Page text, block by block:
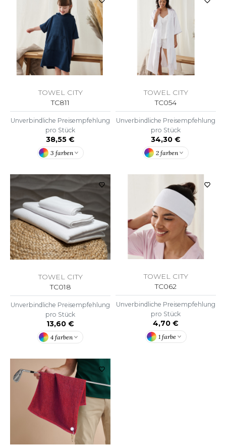
DENIM
JAYS
ONE TOWELLING
CITY
TOWEL CITY
TC811
Unverbindliche Preisempfehlung
pro Stück
38,55 €
3 farben
TOWEL CITY
TC054
Unverbindliche Preisempfehlung
pro Stück
34,30 €
2 farben
TOWEL CITY
TC018
Unverbindliche Preisempfehlung
pro Stück
13,60 €
4 farben
TOWEL CITY
TC062
Unverbindliche Preisempfehlung
pro Stück
4,70 €
1 farbe